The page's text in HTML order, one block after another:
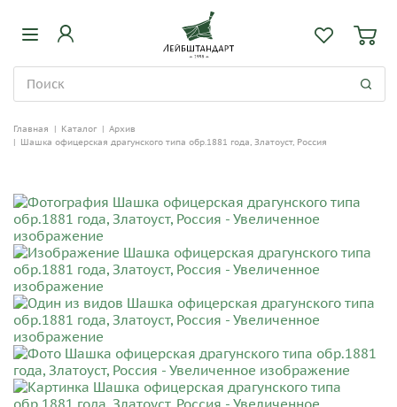
Главная | Каталог | Архив
| Шашка офицерская драгунского типа обр.1881 года, Златоуст, Россия